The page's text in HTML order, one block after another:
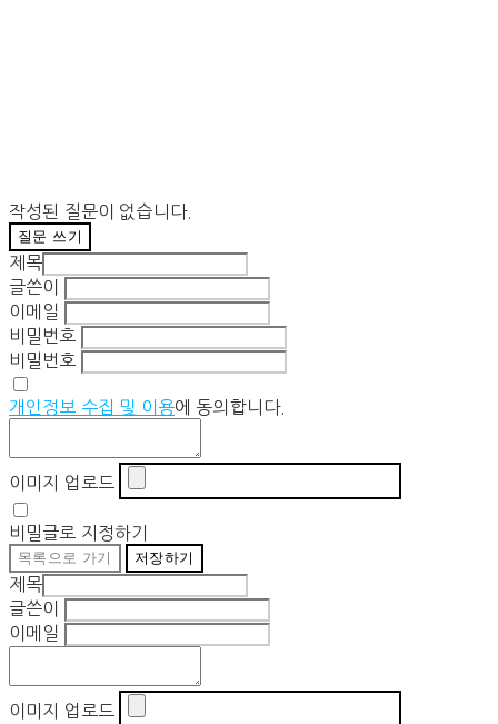
작성된 질문이 없습니다.
질문 쓰기
제목
글쓴이
이메일
비밀번호
비밀번호
개인정보 수집 및 이용에 동의합니다.
이미지 업로드
비밀글로 지정하기
목록으로 가기 저장하기
제목
글쓴이
이메일
이미지 업로드